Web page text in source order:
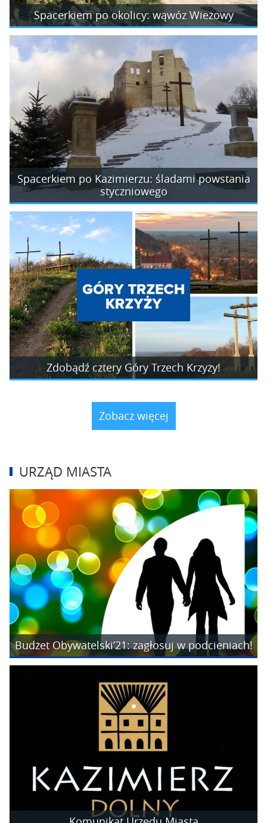
Spacerkiem po okolicy: wąwóz Wieżowy
Spacerkiem po Kazimierzu: śladami powstania
styczniowego
Zdobądź cztery Góry Trzech Krzyży!
Zobacz więcej
URZĄD MIASTA
Budżet Obywatelski’21: zagłosuj w podcieniach!